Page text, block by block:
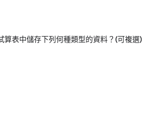
算表中儲存下列何種類型的資料？(可複選)